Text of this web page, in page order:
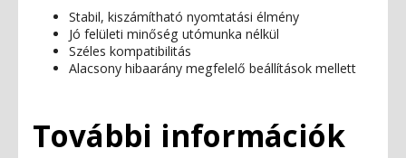
Stabil, kiszámítható nyomtatási élmény
Jó felületi minőség utómunka nélkül
Széles kompatibilitás
Alacsony hibaarány megfelelő beállítások mellett
További információk